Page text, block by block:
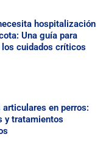
hospitalización
Una guía para
los cuidados críticos
articulares en perros:
y tratamientos